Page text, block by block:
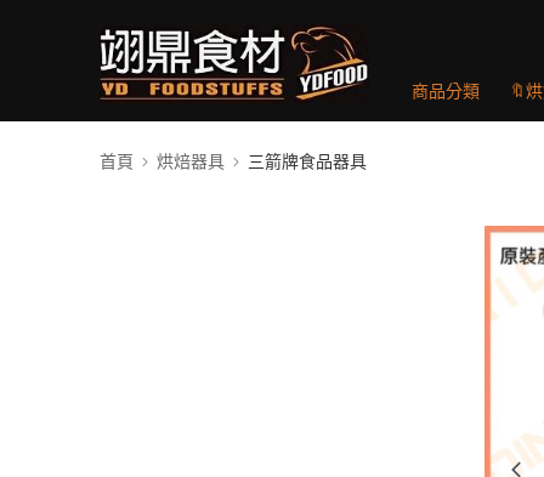
商品分類 🔖
首頁 烘焙器具 三箭牌食品器具